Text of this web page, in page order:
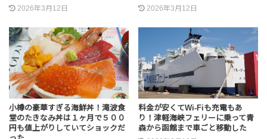
2026年3月12日 2026年3月12日
小樽の豪華すぎる海鮮丼！滝波食
堂のたきなみ丼は１ヶ月で５００
円も値上がりしていてショックだ
料金が安くてWi-Fiも充電もあ
り！津軽海峡フェリーに乗って青
森から函館まで車ごと移動した